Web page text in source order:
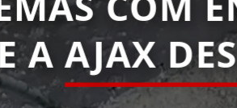
AAJAX